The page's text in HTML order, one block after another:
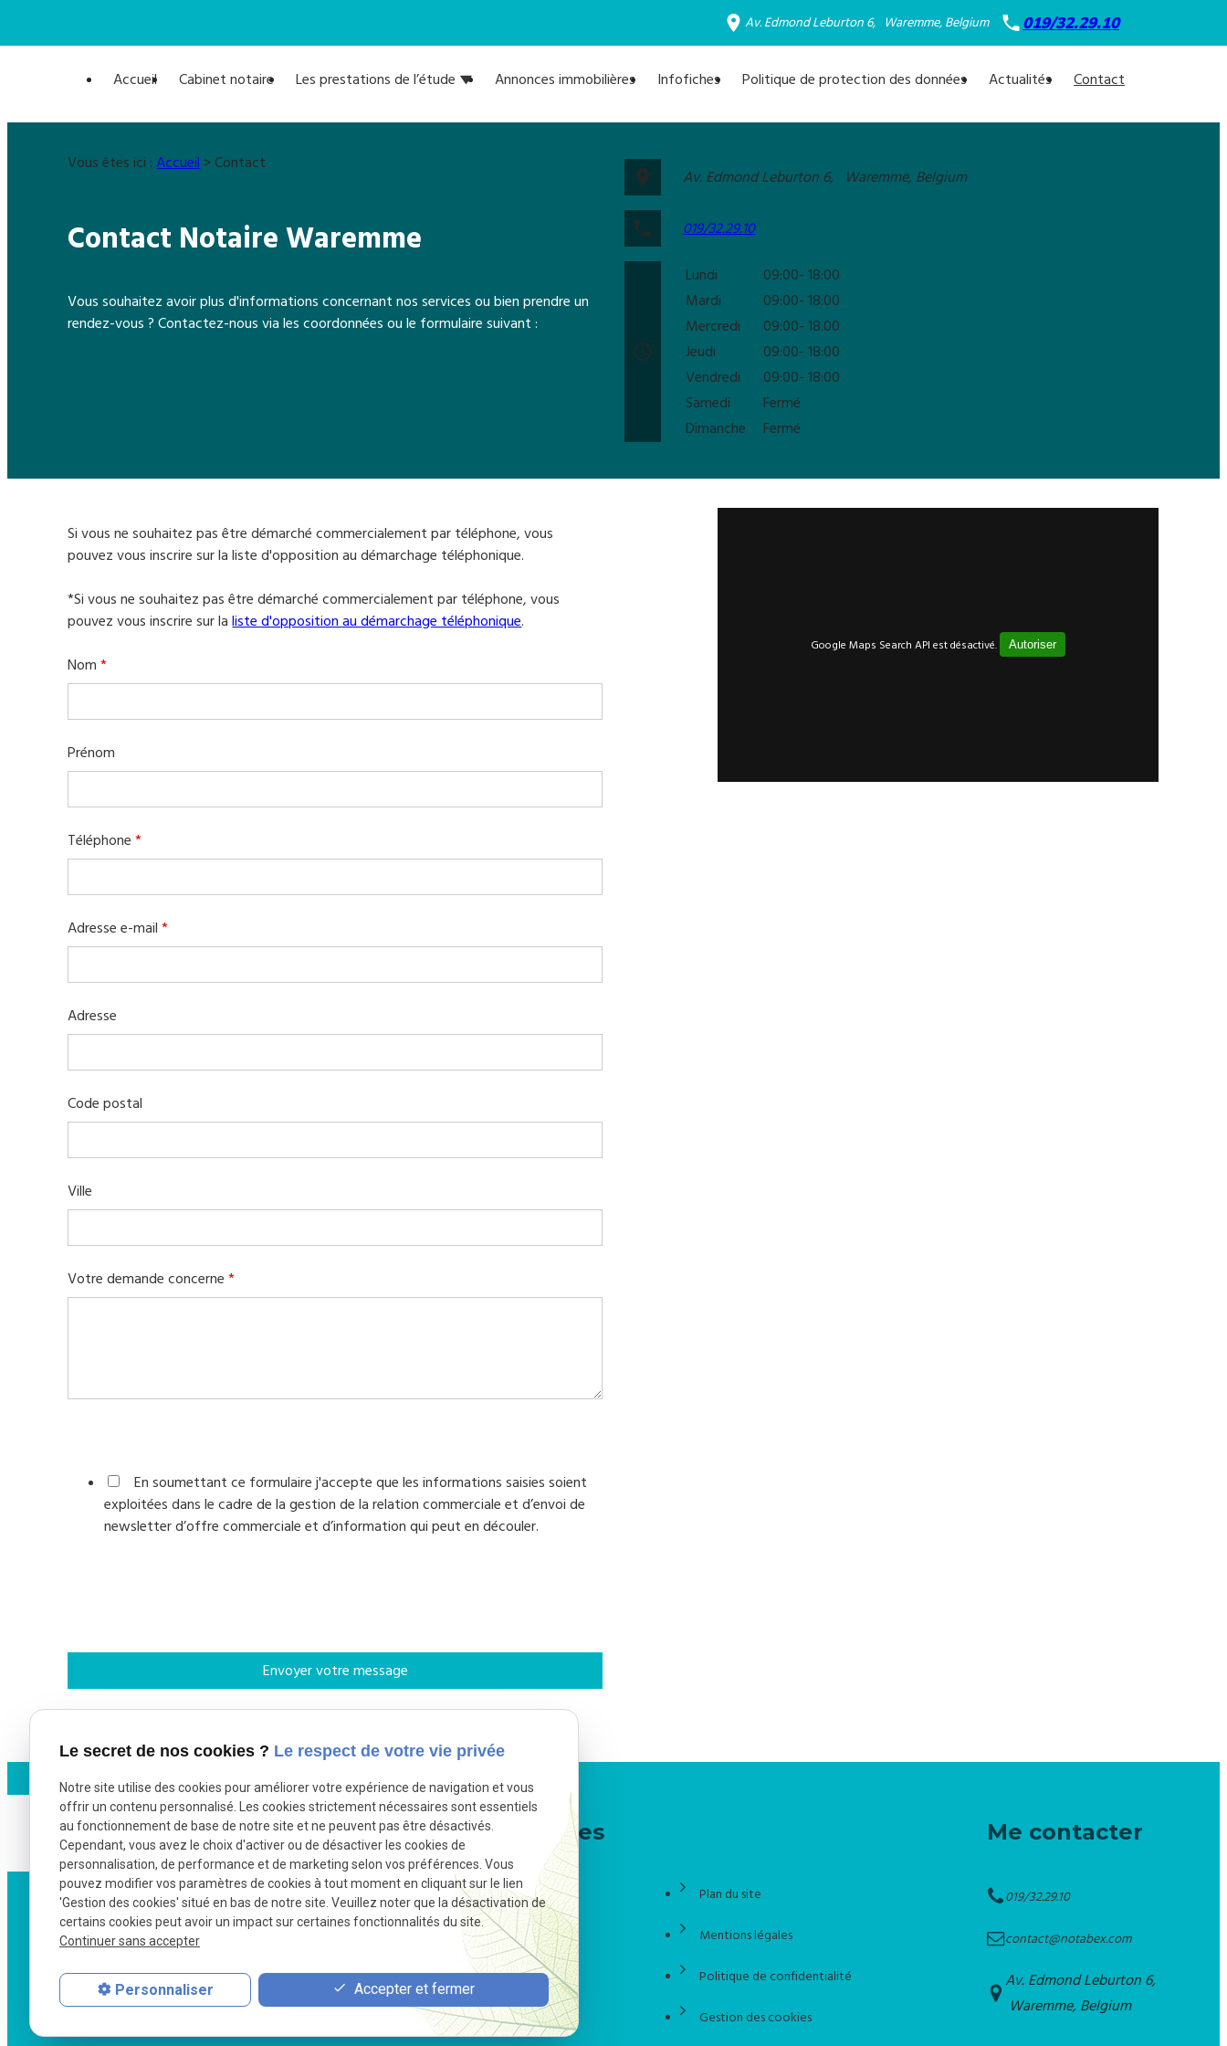
Av. Edmond Leburton 6, Waremme, Belgium 019/32.29.10
Accueil Cabinet notaire Les prestations de l’étude Annonces immobilières Infofiches Politique de protection des données Actualités Contact
Vous êtes ici :Accueil > Contact
Contact Notaire Waremme
Vous souhaitez avoir plus d'informations concernant nos services ou bien prendre un
rendez-vous ?Contactez-nous via les coordonnées ou le formulaire suivant :
place Av. Edmond Leburton 6, Waremme, Belgium
phone 019/32.29.10
access_time
Lundi 09:00- 18:00
Mardi
09:00- 18:00
Mercredi
09:00- 18:00
Jeudi
09:00- 18:00
Vendredi
09:00- 18:00
Samedi
Fermé
Dimanche
Fermé
Si vous ne souhaitez pas être démarché commercialement par téléphone, vous
pouvez vous inscrire sur la liste d'opposition au démarchage téléphonique.
*Si vous ne souhaitez pas être démarché commercialement par téléphone, vous
pouvez vous inscrire sur laliste d'opposition au démarchage téléphonique.
Nom*
Prénom
Téléphone*
Adresse e-mail*
Adresse
Code postal
Ville
Votre demande concerne*
En soumettant ce formulaire j'accepte que les informations saisies soient
exploitées dans le cadre de la gestion de la relation commerciale et d’envoi de
newsletter d’offre commerciale et d’information qui peut en découler.
Google Maps Search API est désactivé. Autoriser
Liens utiles
Accueil
L'étude
Actualités
Contact
Plan du site
Mentions légales
Politique de confidentialité
Gestion des cookies
Me contacter
019/32.29.10
contact@notabex.com
Av. Edmond Leburton 6,
Waremme, Belgium
Le secret de nos cookies ? Le respect de votre vie privée
Notre site utilise des cookies pour améliorer votre expérience de navigation et vous
offrir un contenu personnalisé. Les cookies strictement nécessaires sont essentiels
au fonctionnement de base de notre site et ne peuvent pas être désactivés.
Cependant, vous avez le choix d'activer ou de désactiver les cookies de
personnalisation, de performance et de marketing selon vos préférences. Vous
pouvez modifier vos paramètres de cookies à tout moment en cliquant sur le lien
'Gestion des cookies' situé en bas de notre site. Veuillez noter que la désactivation de
certains cookies peut avoir un impact sur certaines fonctionnalités du site.
Continuer sans accepter
Personnaliser Accepter et fermer